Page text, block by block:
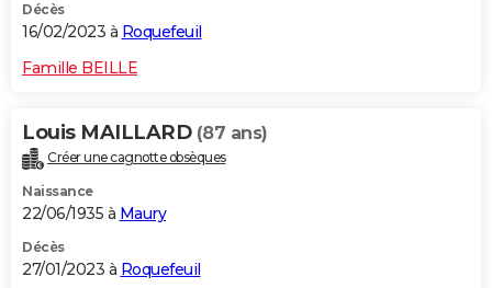
Décès
16/02/2023 à Roquefeuil
Famille BEILLE
Louis MAILLARD (87 ans)
Créer une cagnotte obsèques
Naissance
22/06/1935 à Maury
Décès
27/01/2023 à Roquefeuil